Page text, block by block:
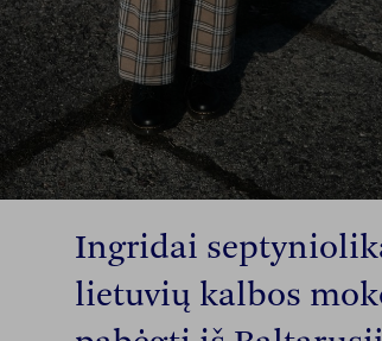
Ingridai
lietuvių kalbos